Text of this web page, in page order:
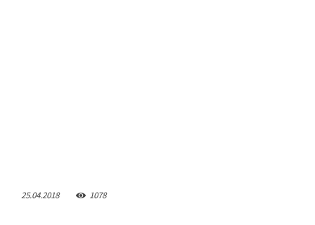
25.04.2018 1078